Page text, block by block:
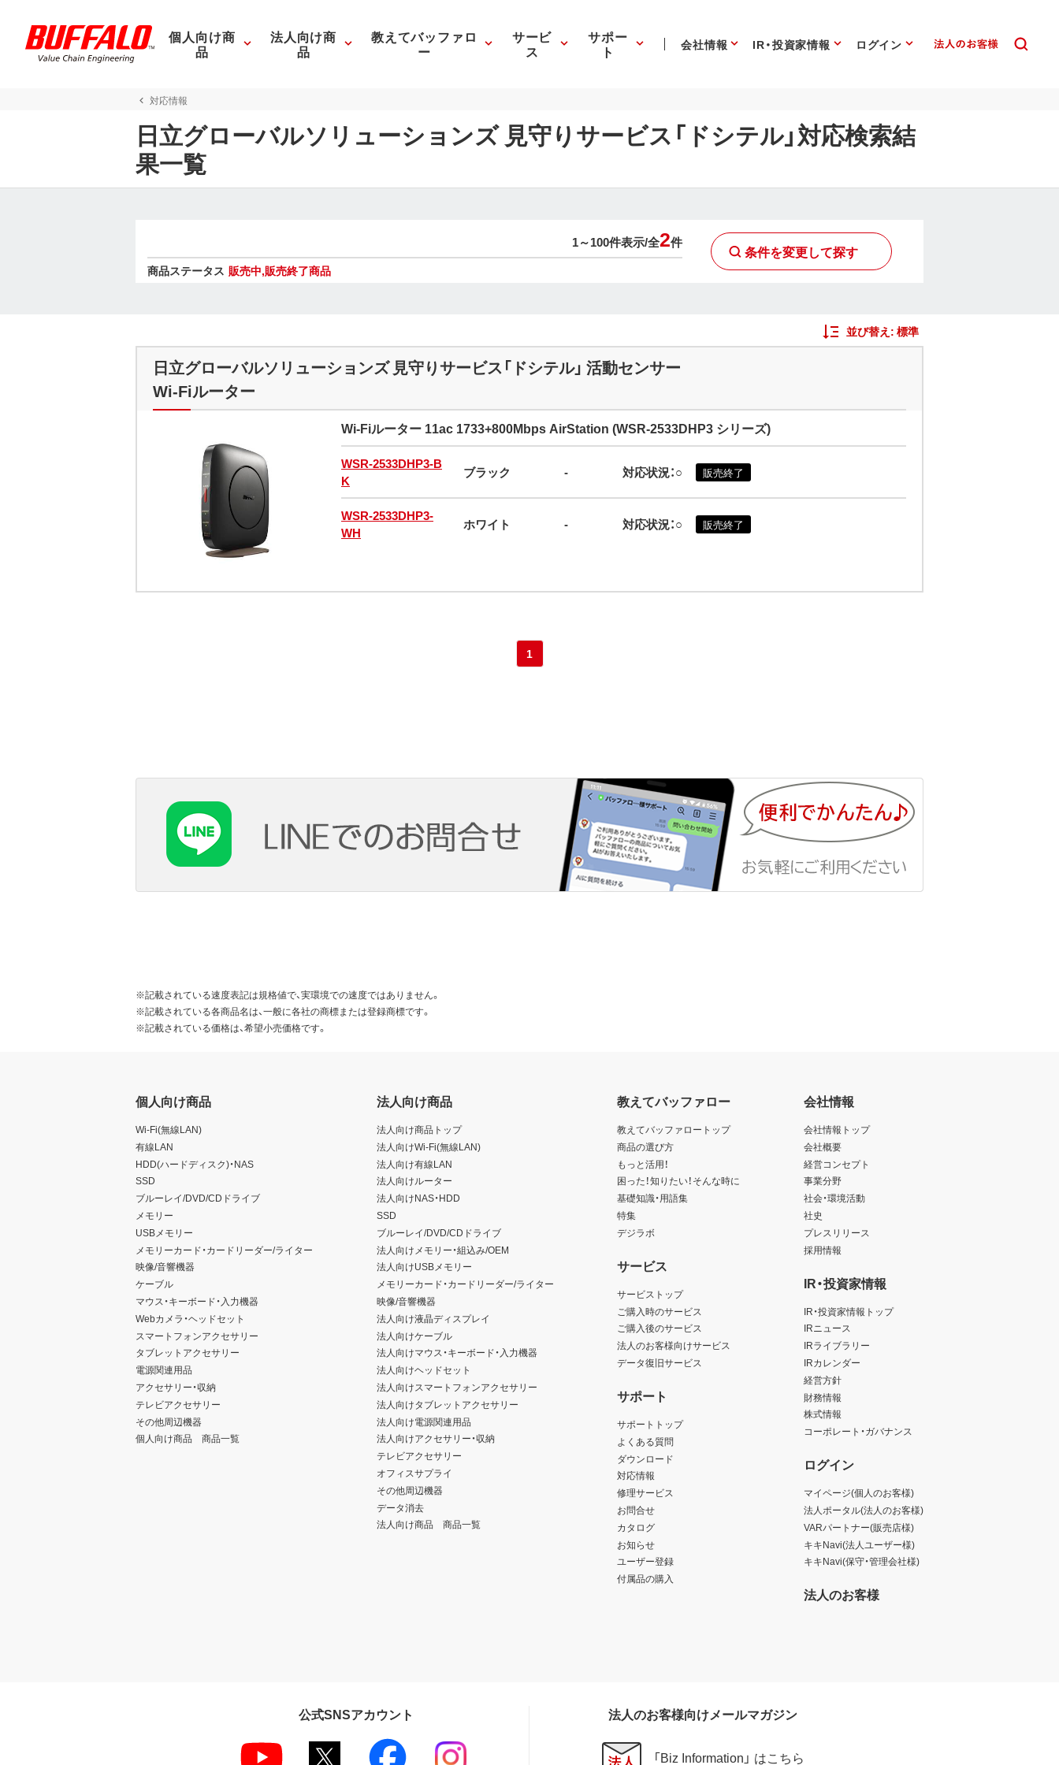
個人向け商
品
法人向け商
品
教えてバッファロ
ー
サービ
ス
サポー
ト 会社情報 IR・投資家情報 ログイン
対応情報
日立グローバルソリューションズ 見守りサービス「ドシテル」対応検索結
果一覧
1～100件表示/全2件
商品ステータス 販売中,販売終了商品
条件を変更して探す
並び替え: 標準
日立グローバルソリューションズ 見守りサービス「ドシテル」 活動センサー
Wi-Fiルーター
Wi-Fiルーター 11ac 1733+800Mbps AirStation (WSR-2533DHP3 シリーズ)
WSR-2533DHP3-B
K
ブラック - 対応状況：○ 販売終了
WSR-2533DHP3-
WH
ホワイト - 対応状況：○ 販売終了
1
※記載されている速度表記は規格値で、実環境での速度ではありません。
※記載されている各商品名は、一般に各社の商標または登録商標です。
※記載されている価格は、希望小売価格です。
個人向け商品
Wi-Fi(無線LAN)
有線LAN
HDD(ハードディスク)・NAS
SSD
ブルーレイ/DVD/CDドライブ
メモリー
USBメモリー
メモリーカード・カードリーダー/ライター
映像/音響機器
ケーブル
マウス・キーボード・入力機器
Webカメラ・ヘッドセット
スマートフォンアクセサリー
タブレットアクセサリー
電源関連用品
アクセサリー・収納
テレビアクセサリー
その他周辺機器
個人向け商品 商品一覧
法人向け商品
法人向け商品トップ
法人向けWi-Fi(無線LAN)
法人向け有線LAN
法人向けルーター
法人向けNAS・HDD
SSD
ブルーレイ/DVD/CDドライブ
法人向けメモリー・組込み/OEM
法人向けUSBメモリー
メモリーカード・カードリーダー/ライター
映像/音響機器
法人向け液晶ディスプレイ
法人向けケーブル
法人向けマウス・キーボード・入力機器
法人向けヘッドセット
法人向けスマートフォンアクセサリー
法人向けタブレットアクセサリー
法人向け電源関連用品
法人向けアクセサリー・収納
テレビアクセサリー
オフィスサプライ
その他周辺機器
データ消去
法人向け商品 商品一覧
教えてバッファロー
教えてバッファロートップ
商品の選び方
もっと活用！
困った！知りたい！そんな時に
基礎知識・用語集
特集
デジラボ
サービス
サービストップ
ご購入時のサービス
ご購入後のサービス
法人のお客様向けサービス
データ復旧サービス
サポート
サポートトップ
よくある質問
ダウンロード
対応情報
修理サービス
お問合せ
カタログ
お知らせ
ユーザー登録
付属品の購入
会社情報
会社情報トップ
会社概要
経営コンセプト
事業分野
社会・環境活動
社史
プレスリリース
採用情報
IR・投資家情報
IR・投資家情報トップ
IRニュース
IRライブラリー
IRカレンダー
経営方針
財務情報
株式情報
コーポレート・ガバナンス
ログイン
マイページ(個人のお客様)
法人ポータル(法人のお客様)
VARパートナー(販売店様)
キキNavi(法人ユーザー様)
キキNavi(保守・管理会社様)
法人のお客様
公式SNSアカウント 法人のお客様向けメールマガジン
「Biz Information」 はこちら